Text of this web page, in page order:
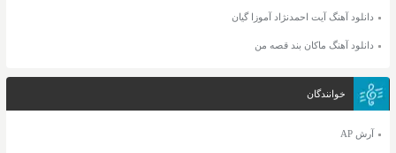
دانلود آهنگ آیت احمدنژاد آموزا گیان
دانلود آهنگ ماکان بند قصه من
خوانندگان
آرش AP